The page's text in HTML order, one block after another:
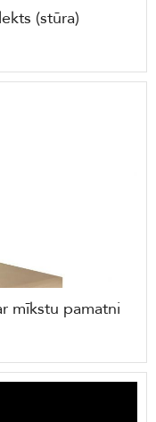
(stūra)
mīkstu pamatni